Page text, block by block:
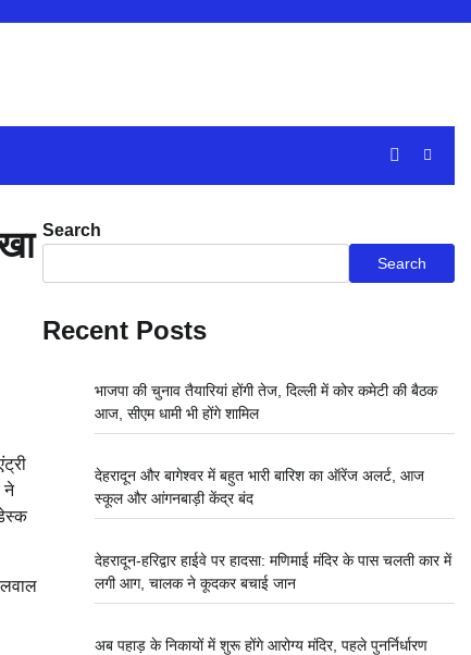
ने
Search
Search
Recent Posts
भाजपा की चुनाव तैयारियां होंगी तेज, दिल्ली में कोर कमेटी की बैठक
आज, सीएम धामी भी होंगे शामिल
देहरादून और बागेश्वर में बहुत भारी बारिश का ऑरेंज अलर्ट, आज
स्कूल और आंगनबाड़ी केंद्र बंद
देहरादून-हरिद्वार हाईवे पर हादसा: मणिमाई मंदिर के पास चलती कार में
लगी आग, चालक ने कूदकर बचाई जान
अब पहाड़ के निकायों में शुरू होंगे आरोग्य मंदिर, पहले पुनर्निर्धारण